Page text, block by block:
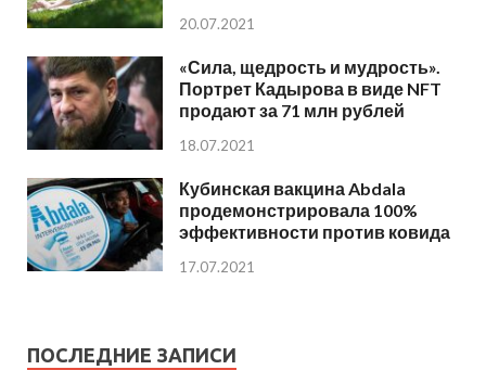
20.07.2021
«Сила, щедрость и мудрость».
Портрет Кадырова в виде NFT
продают за 71 млн рублей
18.07.2021
Кубинская вакцина Abdala
продемонстрировала 100%
эффективности против ковида
17.07.2021
ПОСЛЕДНИЕ ЗАПИСИ